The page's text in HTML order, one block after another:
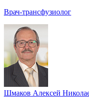
Врач-трансфузиолог
Шмаков Алексей